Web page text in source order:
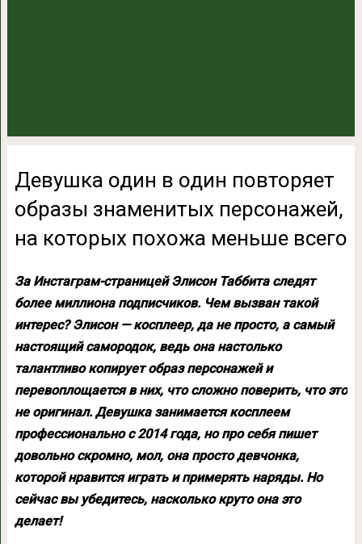
Девушка один в один повторяет
образы знаменитых персонажей,
на которых похожа меньше всего
За Инстаграм-страницей Элисон Таббита следят
более миллиона подписчиков. Чем вызван такой
интерес? Элисон — косплеер, да не просто, а самый
настоящий самородок, ведь она настолько
талантливо копирует образ персонажей и
перевоплощается в них, что сложно поверить, что это
не оригинал. Девушка занимается косплеем
профессионально с 2014 года, но про себя пишет
довольно скромно, мол, она просто девчонка,
которой нравится играть и примерять наряды. Но
сейчас вы убедитесь, насколько круто она это
делает!